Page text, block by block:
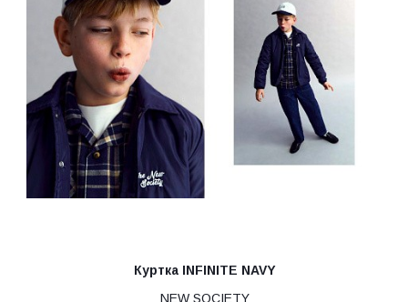
Куртка INFINITE NAVY
NEW SOCIETY